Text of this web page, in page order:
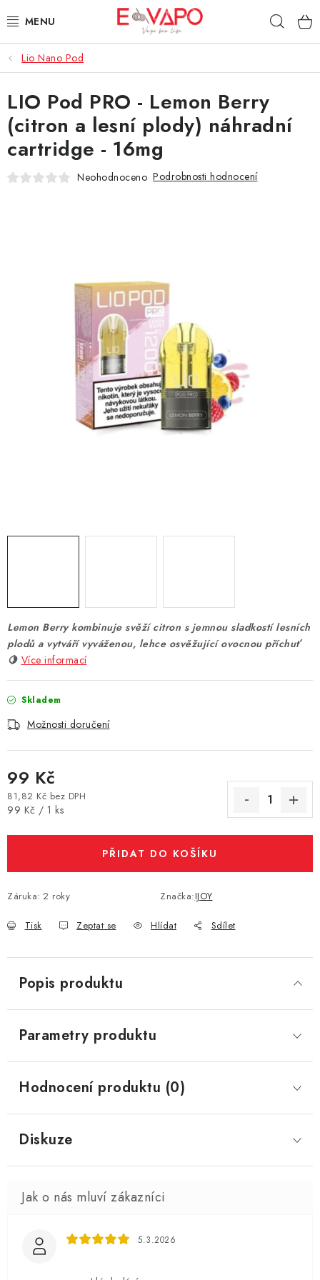
na
3D TISK
TIPY ZA DOBROU CENU
AROMATA A PŘÍCHUTĚ
BÁZE
NIKOTINOVÉ SÁČKY
DÁRKOVÉ VOUCHERY
ATOMIZÉRY A CARTRIDGE
BATERIE A NABÍJEČKY
Vše o nákupu
Kontakty
Prodejny Volná místa
Lio Nano Pod
Lemon Berry kombinuje svěží citron s jemnou sladkostí lesních
plodů a vytváří vyváženou, lehce osvěžující ovocnou příchuť
🍋 Více informací
Skladem
Možnosti doručení
99 Kč
81,82 Kč bez DPH
Měrná cena:
99 Kč / 1 ks
PŘIDAT DO KOŠÍKU
Záruka: 2 roky Značka:IJOY
Tisk Zeptat se Hlídat Sdílet
LIO Pod PRO - Lemon Berry
(citron a lesní plody) náhradní
cartridge - 16mg
Neohodnoceno Podrobnosti hodnocení
Popis produktu
Parametry produktu
Hodnocení produktu (0)
Diskuze
5.3.2026